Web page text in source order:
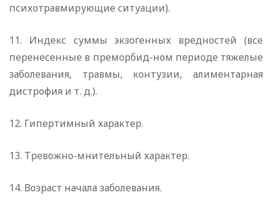
психотравмирующие ситуации).
11. Индекс суммы экзогенных вредностей (все
перенесенные в преморбид-ном периоде тяжелые
заболевания, травмы, контузии, алиментарная
дистрофия и т. д.).
12. Гипертимный характер.
13. Тревожно-мнительный характер.
14. Возраст начала заболевания.